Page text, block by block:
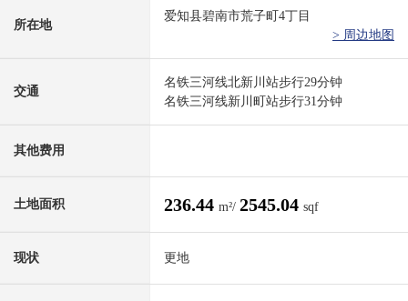
所在地
爱知县碧南市荒子町4丁目
> 周边地图
交通
名铁三河线北新川站步行29分钟
名铁三河线新川町站步行31分钟
其他费用
土地面积 236.44 m²/ 2545.04 sqf
现状 更地